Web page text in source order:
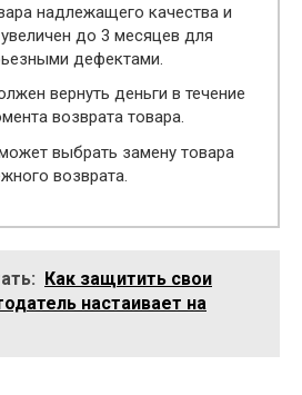
надлежащего качества и
до 3 месяцев для
дефектами.
вернуть деньги в течение
возврата товара.
выбрать замену товара
возврата.
Как защитить свои
настаивает на